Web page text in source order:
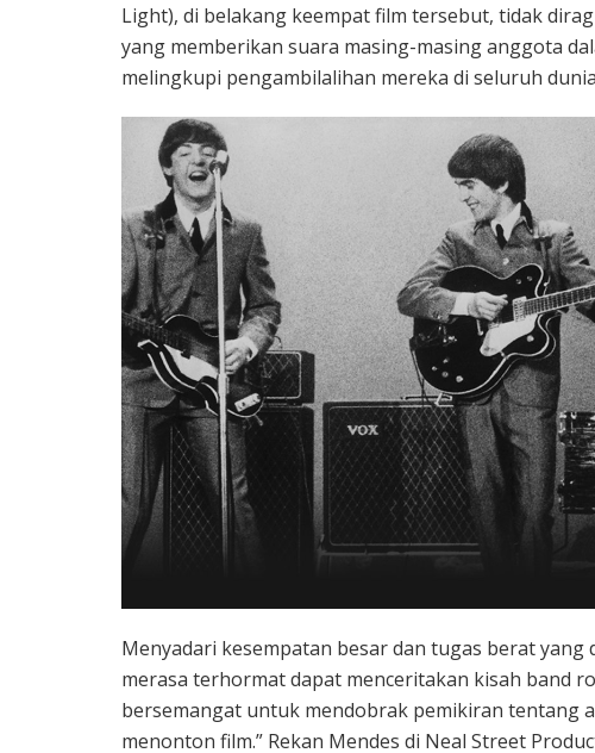
Light), di belakang keempat film tersebut, tidak
yang memberikan suara masing-masing anggota
melingkupi pengambilalihan mereka di seluruh
Menyadari kesempatan besar dan tugas berat yang
merasa terhormat dapat menceritakan kisah band
bersemangat untuk mendobrak pemikiran tentang
menonton film.” Rekan Mendes di Neal Street